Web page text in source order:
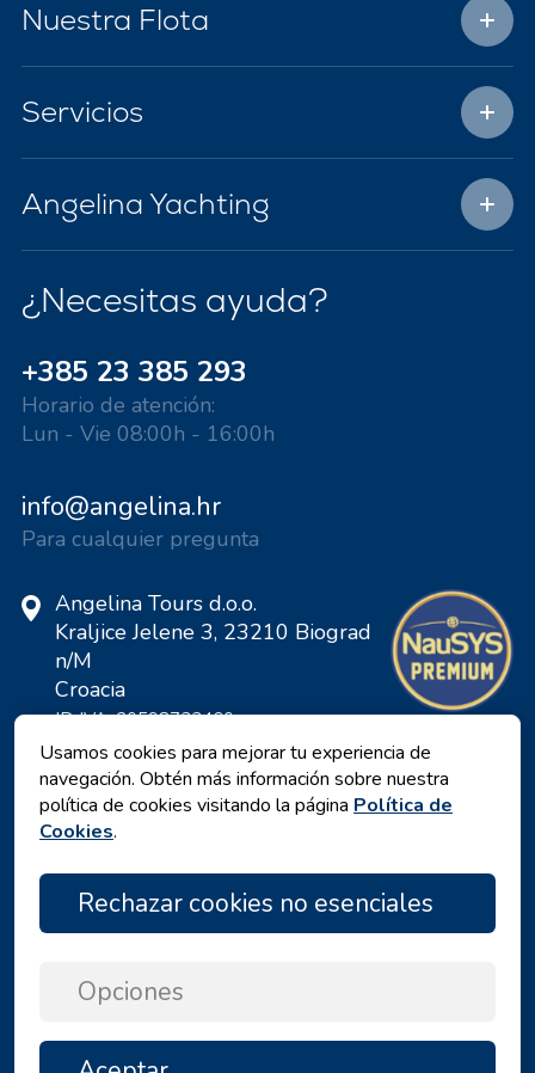
Nuestra Flota
Servicios
Angelina Yachting
¿Necesitas ayuda?
+385 23 385 293
Horario de atención:
Lun - Vie 08:00h - 16:00h
info@angelina.hr
Para cualquier pregunta
Angelina Tours d.o.o.
Kraljice Jelene 3, 23210 Biograd
n/M
Croacia
ID IVA: 20598733460
ID: HR-AB-23-060130534, MB:
0650676
Política de privacidad
Usamos cookies para mejorar tu experiencia de
navegación. Obtén más información sobre nuestra
política de cookies visitando la página Política de
Cookies.
Rechazar cookies no esenciales
Opciones